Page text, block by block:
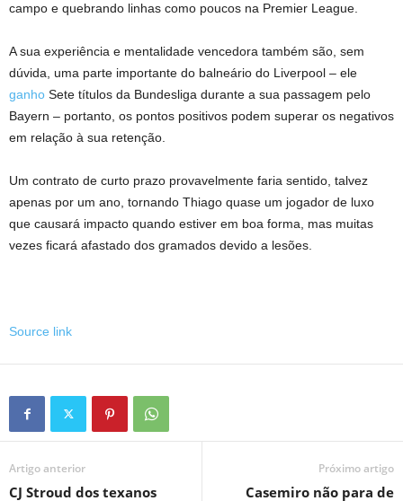
campo e quebrando linhas como poucos na Premier League.
A sua experiência e mentalidade vencedora também são, sem
dúvida, uma parte importante do balneário do Liverpool – ele
ganho Sete títulos da Bundesliga durante a sua passagem pelo
Bayern – portanto, os pontos positivos podem superar os negativos
em relação à sua retenção.
Um contrato de curto prazo provavelmente faria sentido, talvez
apenas por um ano, tornando Thiago quase um jogador de luxo
que causará impacto quando estiver em boa forma, mas muitas
vezes ficará afastado dos gramados devido a lesões.
Source link
Artigo anterior
CJ Stroud dos texanos
Próximo artigo
Casemiro não para de